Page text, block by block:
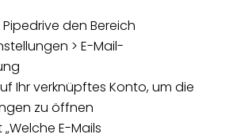
den Bereich
> E-Mail-
Ihr verknüpftes Konto, um die
zu öffnen
E-Mails